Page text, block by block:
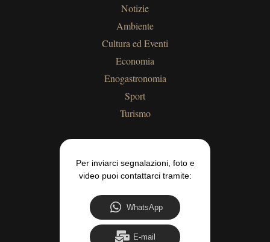
Notizie
Ambiente
Cultura ed Eventi
Economia
Enogastronomia
Sport
Turismo
Per inviarci segnalazioni, foto e
video puoi contattarci tramite:
WhatsApp
E-mail